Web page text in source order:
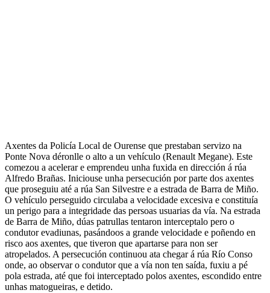
Axentes da Policía Local de Ourense que prestaban servizo na
Ponte Nova déronlle o alto a un vehículo (Renault Megane). Este
comezou a acelerar e emprendeu unha fuxida en dirección á rúa
Alfredo Brañas. Iniciouse unha persecución por parte dos axentes
que proseguiu até a rúa San Silvestre e a estrada de Barra de Miño.
O vehículo perseguido circulaba a velocidade excesiva e constituía
un perigo para a integridade das persoas usuarias da vía. Na estrada
de Barra de Miño, dúas patrullas tentaron interceptalo pero o
condutor evadiunas, pasándoos a grande velocidade e poñendo en
risco aos axentes, que tiveron que apartarse para non ser
atropelados. A persecución continuou ata chegar á rúa Río Conso
onde, ao observar o condutor que a vía non ten saída, fuxiu a pé
pola estrada, até que foi interceptado polos axentes, escondido entre
unhas matogueiras, e detido.